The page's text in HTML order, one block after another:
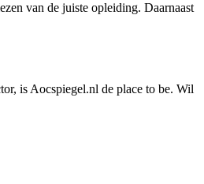
van de juiste opleiding. Daarnaast
is Aocspiegel.nl de place to be. Wil